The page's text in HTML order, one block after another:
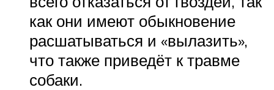
как они имеют обыкновение
расшатываться и «вылазить»,
что также приведёт к травме
собаки.